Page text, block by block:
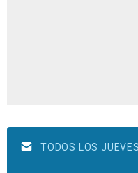
TODOS LOS JUEVES